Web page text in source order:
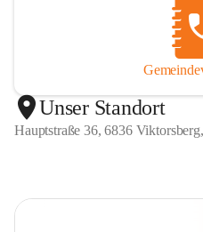
Unser Standort
Hauptstraße 36, 6836